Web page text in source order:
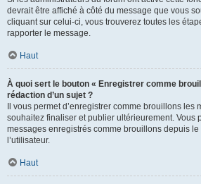
devrait être affiché à côté du message que vous
cliquant sur celui-ci, vous trouverez toutes les
rapporter le message.
Haut
À quoi sert le bouton « Enregistrer comme
rédaction d’un sujet ?
Il vous permet d’enregistrer comme brouillons les
souhaitez finaliser et publier ultérieurement. Vous
messages enregistrés comme brouillons depuis
l’utilisateur.
Haut